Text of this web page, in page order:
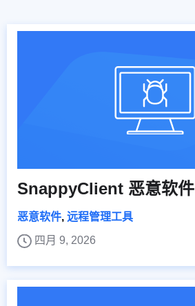
SnappyClient 恶意软件
恶意软件, 远程管理工具
四月 9, 2026